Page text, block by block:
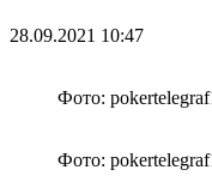
28.09.2021 10:47
Фото:
Фото: